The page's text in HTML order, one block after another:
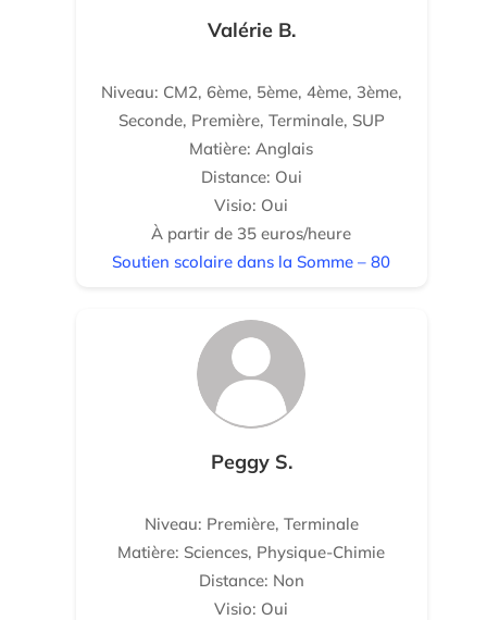
Valérie B.
Niveau: CM2, 6ème, 5ème, 4ème, 3ème,
Seconde, Première, Terminale, SUP
Matière: Anglais
Distance: Oui
Visio: Oui
À partir de 35 euros/heure
Soutien scolaire dans la Somme – 80
Peggy S.
Niveau: Première, Terminale
Matière: Sciences, Physique-Chimie
Distance: Non
Visio: Oui